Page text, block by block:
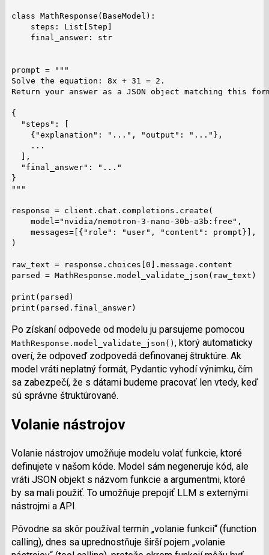
class MathResponse(BaseModel):
    steps: List[Step]
    final_answer: str
prompt = """
Solve the equation: 8x + 31 = 2.
Return your answer as a JSON object matching this
{
  "steps": [
    {"explanation": "...", "output": "..."},
    ...
  ],
  "final_answer": "..."
}
"""
response = client.chat.completions.create(
    model="nvidia/nemotron-3-nano-30b-a3b:free",
    messages=[{"role": "user", "content": prompt}],
)
raw_text = response.choices[0].message.content
parsed = MathResponse.model_validate_json(raw_text)
print(parsed)
print(parsed.final_answer)
Po získaní odpovede od modelu ju parsujeme pomocou
MathResponse.model_validate_json() , ktorý automaticky
overí, že odpoveď zodpovedá definovanej štruktúre. Ak
model vráti neplatný formát, Pydantic vyhodí výnimku, čím
sa zabezpečí, že s dátami budeme pracovať len vtedy, keď
sú správne štruktúrované.
Volanie nástrojov
Volanie nástrojov umožňuje modelu volať funkcie, ktoré
definujete v našom kóde. Model sám negeneruje kód, ale
vráti JSON objekt s názvom funkcie a argumentmi, ktoré
by sa mali použiť. To umožňuje prepojiť LLM s externými
nástrojmi a API.
Pôvodne sa skôr používal termín „volanie funkcií“ (function
calling), dnes sa uprednostňuje širší pojem „volanie